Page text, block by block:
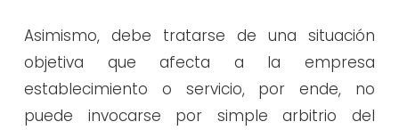
Asimismo, debe tratarse de una situación
objetiva que afecta a la empresa
establecimiento o servicio, por ende, no
puede invocarse por simple arbitrio del